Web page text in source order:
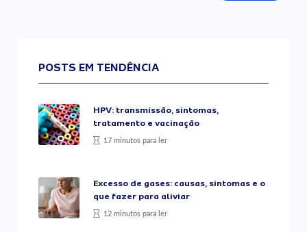
POSTS EM TENDÊNCIA
HPV: transmissão, sintomas,
tratamento e vacinação
17 minutos para ler
Excesso de gases: causas, sintomas e o
que fazer para aliviar
12 minutos para ler